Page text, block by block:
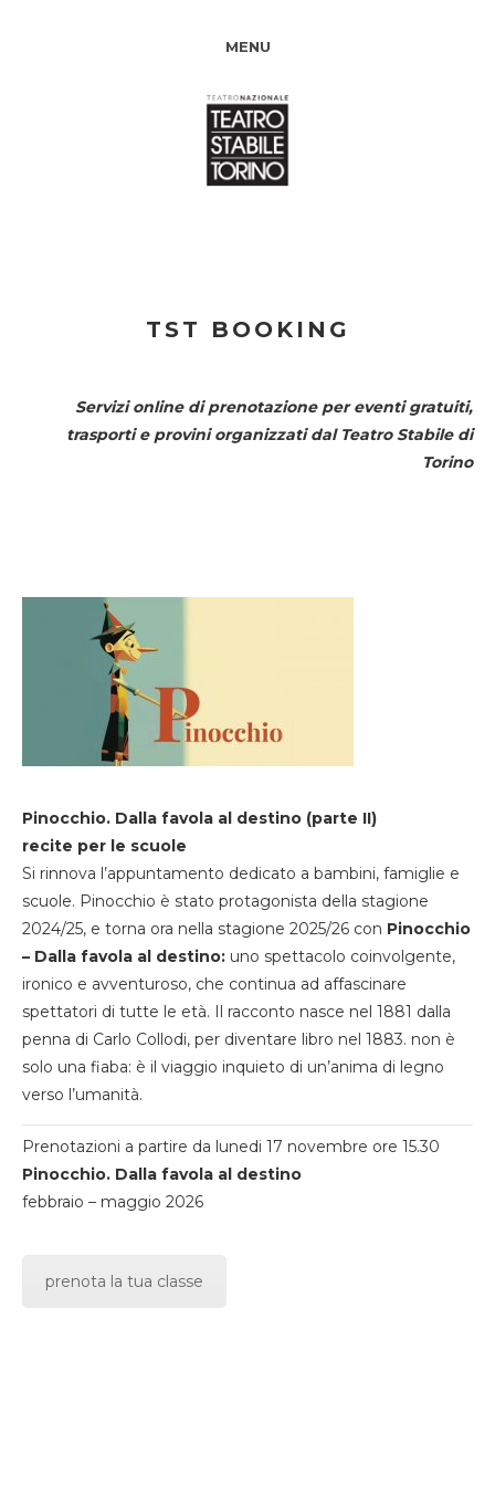
MENU
TST BOOKING
Servizi online di prenotazione per eventi gratuiti,
trasporti e provini organizzati dal Teatro Stabile di
Torino
Pinocchio. Dalla favola al destino (parte II)
recite per le scuole
Si rinnova l’appuntamento dedicato a bambini, famiglie e
scuole. Pinocchio è stato protagonista della stagione
2024/25, e torna ora nella stagione 2025/26 con Pinocchio
– Dalla favola al destino: uno spettacolo coinvolgente,
ironico e avventuroso, che continua ad affascinare
spettatori di tutte le età. Il racconto nasce nel 1881 dalla
penna di Carlo Collodi, per diventare libro nel 1883. non è
solo una fiaba: è il viaggio inquieto di un’anima di legno
verso l’umanità.
Prenotazioni a partire da lunedi 17 novembre ore 15.30
Pinocchio. Dalla favola al destino
febbraio – maggio 2026
prenota la tua classe